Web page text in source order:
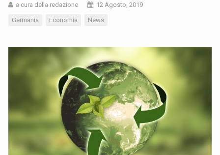
a cura della redazione 12 Agosto, 2019
Germania Economia News